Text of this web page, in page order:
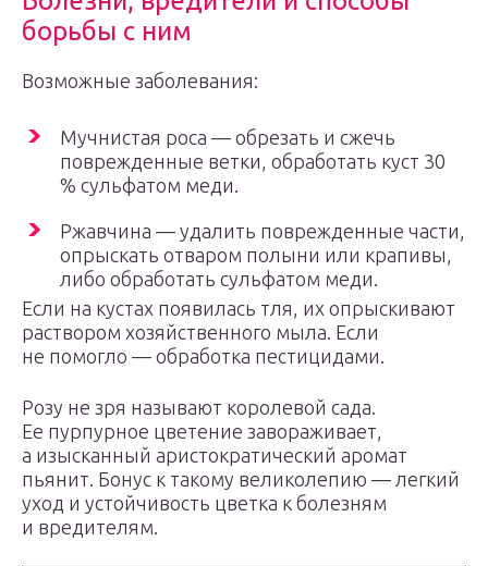
борьбы с ним
Возможные заболевания:
Мучнистая роса — обрезать и сжечь
поврежденные ветки, обработать куст 30
% сульфатом меди.
Ржавчина — удалить поврежденные части,
опрыскать отваром полыни или крапивы,
либо обработать сульфатом меди.
Если на кустах появилась тля, их опрыскивают
раствором хозяйственного мыла. Если
не помогло — обработка пестицидами.
Розу не зря называют королевой сада.
Ее пурпурное цветение завораживает,
а изысканный аристократический аромат
пьянит. Бонус к такому великолепию — легкий
уход и устойчивость цветка к болезням
и вредителям.